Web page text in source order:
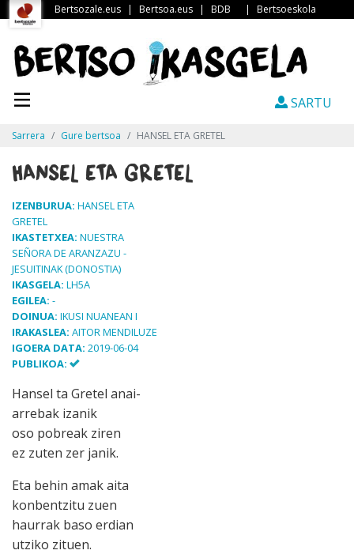
Bertsozale.eus | Bertsoa.eus | BDB | Bertsoeskola
SARTU
Sarrera Gure bertsoa HANSEL ETA GRETEL
HANSEL ETA GRETEL
IZENBURUA: HANSEL ETA
GRETEL
IKASTETXEA: NUESTRA
SEÑORA DE ARANZAZU -
JESUITINAK (DONOSTIA)
IKASGELA: LH5A
EGILEA: -
DOINUA: IKUSI NUANEAN I
IRAKASLEA: AITOR MENDILUZE
IGOERA DATA: 2019-06-04
PUBLIKOA:
Hansel ta Gretel anai-
arrebak izanik
oso pobreak ziren
ez zuten zer janik.
Eta behin amak aita
konbentzitu zuen
haurrak baso erdian
utziko zituen.